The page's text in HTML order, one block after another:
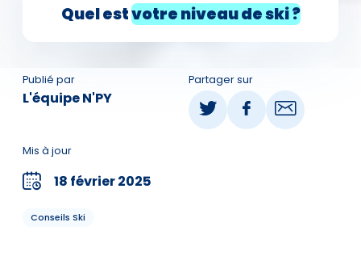
Quel estvotre niveau de ski ?
Publié par
L'équipe N'PY
Partager sur
Mis à jour
18 février 2025
Conseils Ski